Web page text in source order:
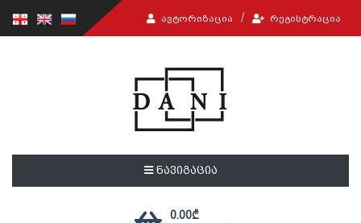
ᲐᲕᲢᲝᲠᲘᲖᲐᲪᲘᲐ ᲠᲔᲒᲘᲡᲢᲠᲐᲪᲘᲐ
ნავიგაცია
0.00₾